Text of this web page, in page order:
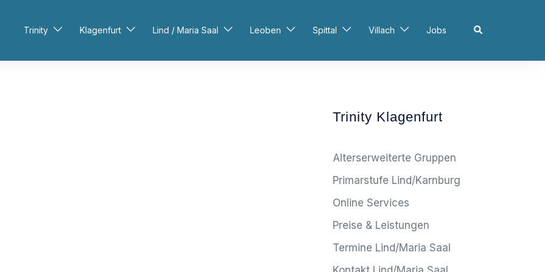
Trinity Klagenfurt Lind / Maria Saal Leoben Spittal Villach Jobs Search
Trinity Klagenfurt
Alterserweiterte Gruppen
Primarstufe Lind/Karnburg
Online Services
Preise & Leistungen
Termine Lind/Maria Saal